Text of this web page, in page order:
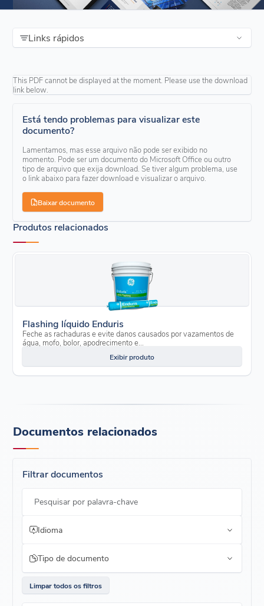
Links rápidos
This PDF cannot be displayed at the moment. Please use the download
link below.
Está tendo problemas para visualizar este
documento?
Lamentamos, mas esse arquivo não pode ser exibido no
momento. Pode ser um documento do Microsoft Office ou outro
tipo de arquivo que exija download. Se tiver algum problema, use
o link abaixo para fazer download e visualizar o arquivo.
Baixar documento
Produtos relacionados
Flashing líquido Enduris
Feche as rachaduras e evite danos causados por vazamentos de
água, mofo, bolor, apodrecimento e...
Exibir produto
Documentos relacionados
Filtrar documentos
Pesquisar por palavra-chave
Idioma
Tipo de documento
Limpar todos os filtros